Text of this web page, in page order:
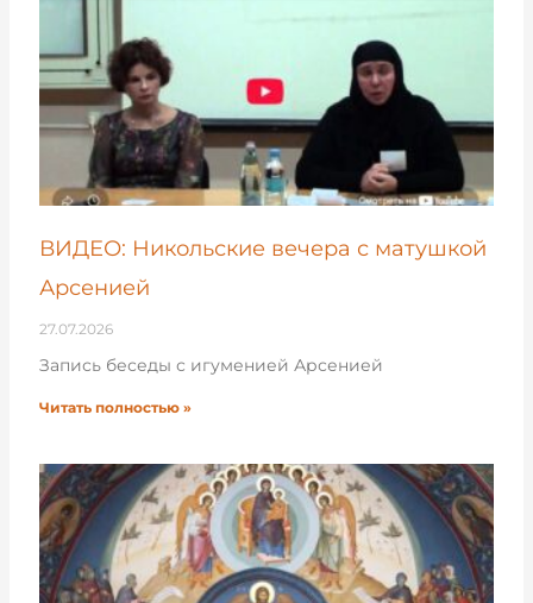
ВИДЕО: Никольские вечера с матушкой
Арсенией
27.07.2026
Запись беседы с игуменией Арсенией
Читать полностью »